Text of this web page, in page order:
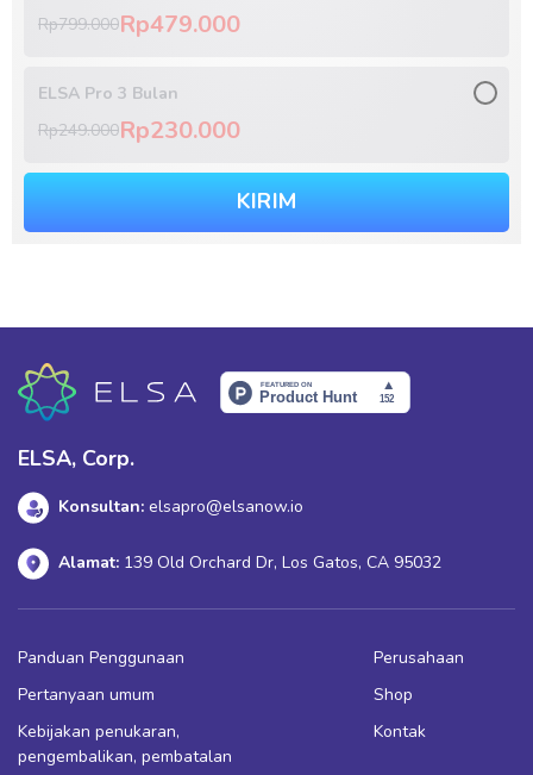
Rp799.000Rp479.000
ELSA Pro 3 Bulan
Rp249.000Rp230.000
KIRIM
ELSA, Corp.
Konsultan: elsapro@elsanow.io
Alamat: 139 Old Orchard Dr, Los Gatos, CA 95032
Panduan Penggunaan
Pertanyaan umum
Kebijakan penukaran,
pengembalikan, pembatalan
Perusahaan
Shop
Kontak